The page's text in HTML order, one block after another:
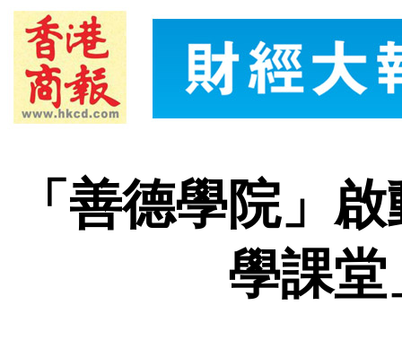
「善德學院」
學課